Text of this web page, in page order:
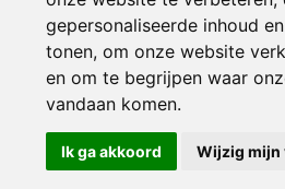
gepersonaliseerde inhoud
tonen, om onze website
en om te begrijpen waar
vandaan komen.
Ik ga akkoord Wijzig mijn
© 2000-2026 UFE Media:
Partners:Autowereld.com